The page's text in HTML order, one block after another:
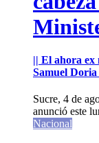
|| El ahora ex
Samuel
Sucre, 4 de
anunció este
Nacional